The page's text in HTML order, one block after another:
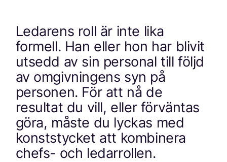
Ledarens roll är inte lika
formell. Han eller hon har blivit
utsedd av sin personal till följd
av omgivningens syn på
personen. För att nå de
resultat du vill, eller förväntas
göra, måste du lyckas med
konststycket att kombinera
chefs- och ledarrollen.